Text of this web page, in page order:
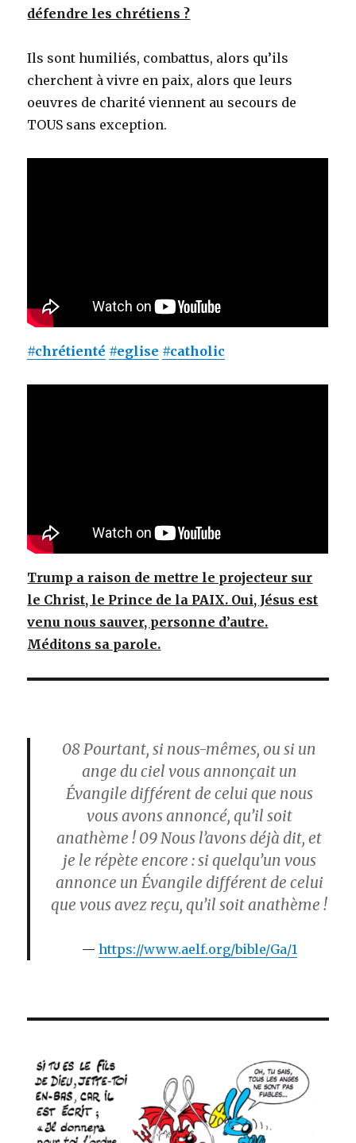
défendre les chrétiens ?
Ils sont humiliés, combattus, alors qu’ils
cherchent à vivre en paix, alors que leurs
oeuvres de charité viennent au secours de
TOUS sans exception.
#chrétienté #eglise #catholic
Trump a raison de mettre le projecteur sur
le Christ, le Prince de la PAIX. Oui, Jésus est
venu nous sauver, personne d’autre.
Méditons sa parole.
08Pourtant, si nous-mêmes, ou si un
ange du ciel vous annonçait un
Évangile différent de celui que nous
vous avons annoncé, qu’il soit
anathème ! 09Nous l’avons déjà dit, et
je le répète encore : si quelqu’un vous
annonce un Évangile différent de celui
que vous avez reçu, qu’il soit anathème !
https://www.aelf.org/bible/Ga/1